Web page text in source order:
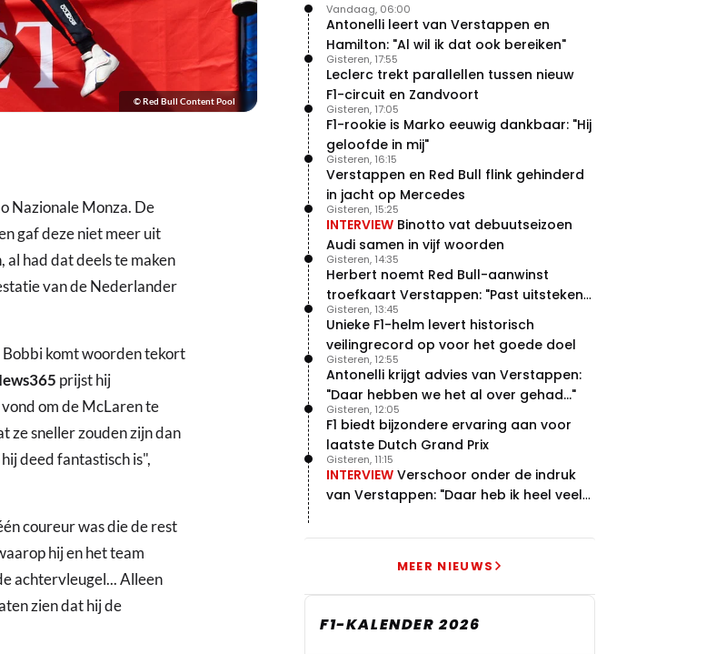
© Red Bull Content Pool
Nazionale Monza. De
gaf deze niet meer uit
al had dat deels te maken
van de Nederlander
komt woorden tekort
prijst hij
om de McLaren te
ze sneller zouden zijn dan
deed fantastisch is",
coureur was die de rest
hij en het team
achtervleugel... Alleen
zien dat hij de
Antonelli leert van Verstappen en
Hamilton: "Al wil ik dat ook bereiken"
Vandaag, 06:00
Leclerc trekt parallellen tussen nieuw
F1-circuit en Zandvoort
Gisteren, 17:55
F1-rookie is Marko eeuwig dankbaar: "Hij
geloofde in mij"
Gisteren, 17:05
Verstappen en Red Bull flink gehinderd
in jacht op Mercedes
Gisteren, 16:15
INTERVIEW Binotto vat debuutseizoen
Audi samen in vijf woorden
Gisteren, 15:25
Herbert noemt Red Bull-aanwinst
troefkaart Verstappen: "Past uitstekend
bij Red Bull"
Gisteren, 14:35
Unieke F1-helm levert historisch
veilingrecord op voor het goede doel
Gisteren, 13:45
Antonelli krijgt advies van Verstappen:
"Daar hebben we het al over gehad..."
Gisteren, 12:55
F1 biedt bijzondere ervaring aan voor
laatste Dutch Grand Prix
Gisteren, 12:05
INTERVIEW Verschoor onder de indruk
van Verstappen: "Daar heb ik heel veel
Gisteren, 11:15
MEER NIEUWS
F1-KALENDER 2026